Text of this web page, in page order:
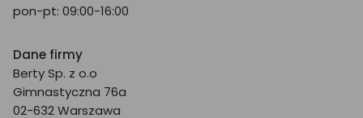
pon-pt: 09:00-16:00
Dane firmy
Berty Sp. z o.o
Gimnastyczna 76a
02-632 Warszawa